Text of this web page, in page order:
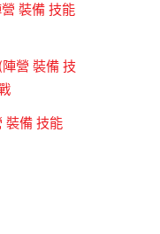
裝備 技能
營 裝備 技
裝備 技能